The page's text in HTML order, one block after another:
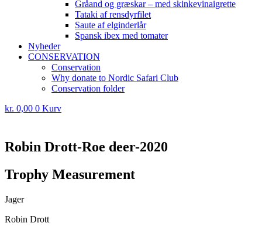
Gråand og græskar – med skinkevinaigrette
Tataki af rensdyrfilet
Saute af elginderlår
Spansk ibex med tomater
Nyheder
CONSERVATION
Conservation
Why donate to Nordic Safari Club
Conservation folder
kr. 0,00 0 Kurv
Robin Drott-Roe deer-2020
Trophy Measurement
Jager
Robin Drott